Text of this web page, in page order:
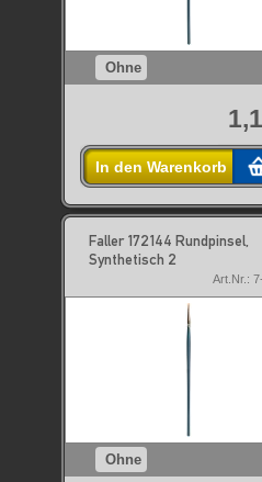
Ohne
In den Warenkorb
Faller 172144 Rundpinsel,
Synthetisch 2
Art.Nr.:
Ohne